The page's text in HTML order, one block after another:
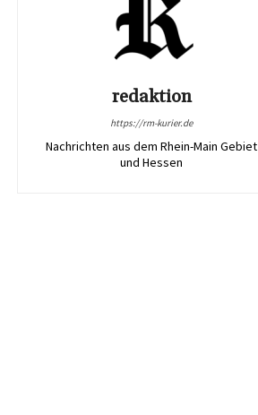
redaktion
https://rm-kurier.de
Nachrichten aus dem Rhein-Main Gebiet
und Hessen